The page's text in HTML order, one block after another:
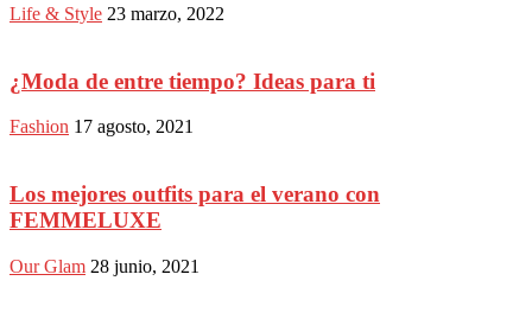
Life & Style 23 marzo, 2022
¿Moda de entre tiempo? Ideas para ti
Fashion 17 agosto, 2021
Los mejores outfits para el verano con
FEMMELUXE
Our Glam 28 junio, 2021